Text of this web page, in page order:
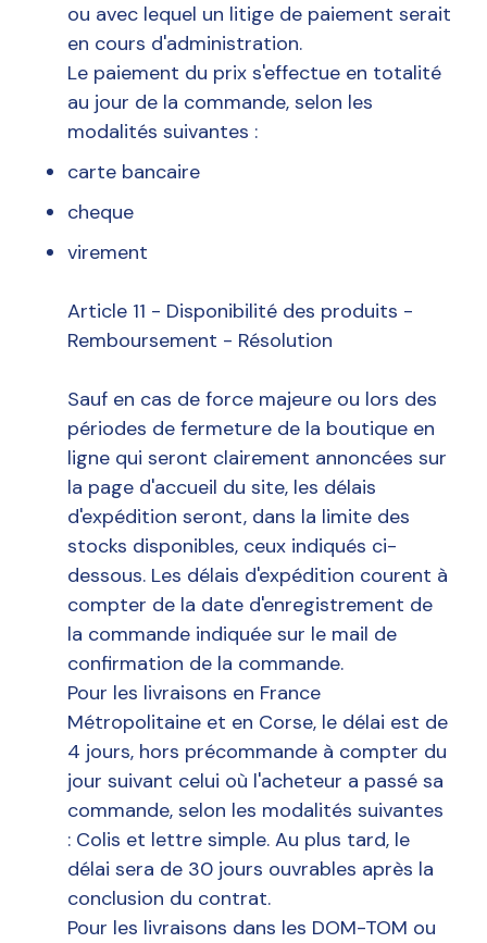
ou avec lequel un litige de paiement serait
en cours d'administration.
Le paiement du prix s'effectue en totalité
au jour de la commande, selon les
modalités suivantes :
carte bancaire
cheque
virement
Article 11 - Disponibilité des produits -
Remboursement - Résolution
Sauf en cas de force majeure ou lors des
périodes de fermeture de la boutique en
ligne qui seront clairement annoncées sur
la page d'accueil du site, les délais
d'expédition seront, dans la limite des
stocks disponibles, ceux indiqués ci-
dessous. Les délais d'expédition courent à
compter de la date d'enregistrement de
la commande indiquée sur le mail de
confirmation de la commande.
Pour les livraisons en France
Métropolitaine et en Corse, le délai est de
4 jours, hors précommande à compter du
jour suivant celui où l'acheteur a passé sa
commande, selon les modalités suivantes
: Colis et lettre simple. Au plus tard, le
délai sera de 30 jours ouvrables après la
conclusion du contrat.
Pour les livraisons dans les DOM-TOM ou